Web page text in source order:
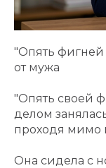
"Опять фигней
от мужа
"Опять своей
делом
проходя мимо
Она сидела с